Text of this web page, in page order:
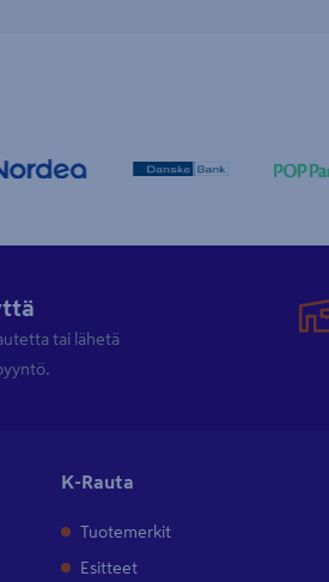
tai lähetä
K-Rauta
Tuotemerkit
Esitteet